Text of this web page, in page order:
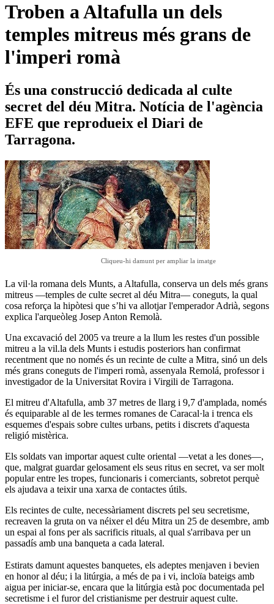
Troben a Altafulla un dels
temples mitreus més grans de
l'imperi romà
És una construcció dedicada al culte
secret del déu Mitra. Notícia de l'agència
EFE que reprodueix el Diari de
Tarragona.
Cliqueu-hi damunt per ampliar la imatge
La vil·la romana dels Munts, a Altafulla, conserva un dels més grans
mitreus —temples de culte secret al déu Mitra— coneguts, la qual
cosa reforça la hipòtesi que s’hi va allotjar l'emperador Adrià, segons
explica l'arqueòleg Josep Anton Remolà.
Una excavació del 2005 va treure a la llum les restes d'un possible
mitreu a la vil.la dels Munts i estudis posteriors han confirmat
recentment que no només és un recinte de culte a Mitra, sinó un dels
més grans coneguts de l'imperi romà, assenyala Remolá, professor i
investigador de la Universitat Rovira i Virgili de Tarragona.
El mitreu d'Altafulla, amb 37 metres de llarg i 9,7 d'amplada, només
és equiparable al de les termes romanes de Caracal·la i trenca els
esquemes d'espais sobre cultes urbans, petits i discrets d'aquesta
religió mistèrica.
Els soldats van importar aquest culte oriental —vetat a les dones—,
que, malgrat guardar gelosament els seus ritus en secret, va ser molt
popular entre les tropes, funcionaris i comerciants, sobretot perquè
els ajudava a teixir una xarxa de contactes útils.
Els recintes de culte, necessàriament discrets pel seu secretisme,
recreaven la gruta on va néixer el déu Mitra un 25 de desembre, amb
un espai al fons per als sacrificis rituals, al qual s'arribava per un
passadís amb una banqueta a cada lateral.
Estirats damunt aquestes banquetes, els adeptes menjaven i bevien
en honor al déu; i la litúrgia, a més de pa i vi, incloïa bateigs amb
aigua per iniciar-se, encara que la litúrgia està poc documentada pel
secretisme i el furor del cristianisme per destruir aquest culte.